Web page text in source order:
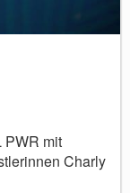
PWR mit
Charly